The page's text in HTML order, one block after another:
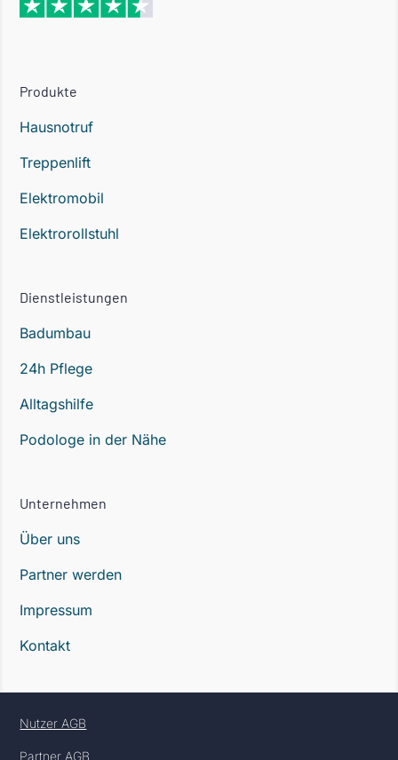
Produkte
Hausnotruf
Treppenlift
Elektromobil
Elektrorollstuhl
Dienstleistungen
Badumbau
24h Pflege
Alltagshilfe
Podologe in der Nähe
Unternehmen
Über uns
Partner werden
Impressum
Kontakt
Nutzer AGB
Partner AGB